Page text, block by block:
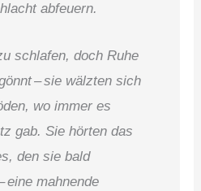
abfeuern.
schlafen, doch Ruhe
– sie wälzten sich
wo immer es
gab. Sie hörten das
den sie bald
eine mahnende